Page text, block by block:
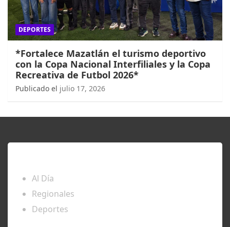
DEPORTES
*Fortalece Mazatlán el turismo deportivo
con la Copa Nacional Interfiliales y la Copa
Recreativa de Futbol 2026*
Publicado el julio 17, 2026
Al Día
Regionales
Deportes